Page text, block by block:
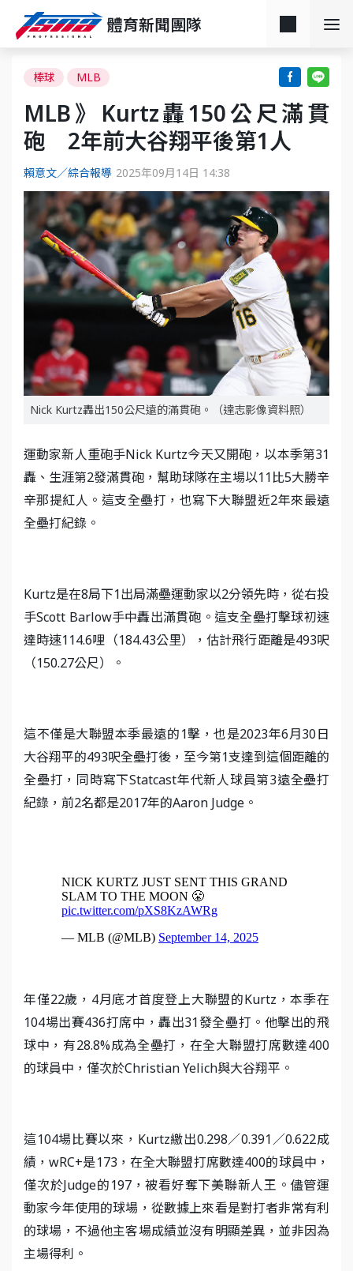
體育新聞團隊
棒球 MLB
MLB》Kurtz轟150公尺滿貫
砲 2年前大谷翔平後第1人
賴意文／綜合報導 2025年09月14日 14:38
Nick Kurtz轟出150公尺遠的滿貫砲。（達志影像資料照）
運動家新人重砲手Nick Kurtz今天又開砲，以本季第31
轟、生涯第2發滿貫砲，幫助球隊在主場以11比5大勝辛
辛那提紅人。這支全壘打，也寫下大聯盟近2年來最遠
全壘打紀錄。
Kurtz是在8局下1出局滿壘運動家以2分領先時，從右投
手Scott Barlow手中轟出滿貫砲。這支全壘打擊球初速
達時速114.6哩（184.43公里），估計飛行距離是493呎
（150.27公尺）。
這不僅是大聯盟本季最遠的1擊，也是2023年6月30日
大谷翔平的493呎全壘打後，至今第1支達到這個距離的
全壘打，同時寫下Statcast年代新人球員第3遠全壘打
紀錄，前2名都是2017年的Aaron Judge。
年僅22歲，4月底才首度登上大聯盟的Kurtz，本季在
104場出賽436打席中，轟出31發全壘打。他擊出的飛
球中，有28.8%成為全壘打，在全大聯盟打席數達400
的球員中，僅次於Christian Yelich與大谷翔平。
這104場比賽以來，Kurtz繳出0.298／0.391／0.622成
績，wRC+是173，在全大聯盟打席數達400的球員中，
僅次於Judge的197，被看好奪下美聯新人王。儘管運
動家今年使用的球場，從數據上來看是對打者非常有利
的球場，不過他主客場成績並沒有明顯差異，並非因為
主場得利。